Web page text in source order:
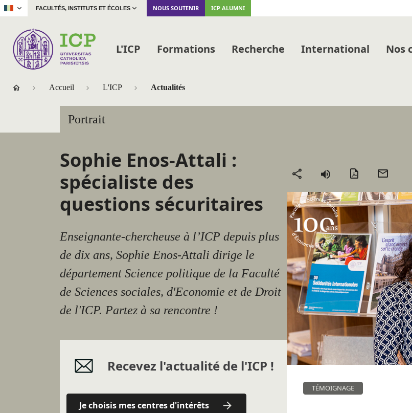
| FACULTÉS, INSTITUTS ET ÉCOLES NOUS SOUTENIR ICP ALUMNI
L'ICP Formations Recherche International Nos
Accueil L'ICP Actualités
Portrait
Sophie Enos-Attali :
spécialiste des
questions sécuritaires
Enseignante-chercheuse à l’ICP depuis plus
de dix ans, Sophie Enos-Attali dirige le
département Science politique de la Faculté
de Sciences sociales, d'Economie et de Droit
de l'ICP. Partez à sa rencontre !
Recevez l'actualité de l'ICP !
Je choisis mes centres d'intérêts
Partager
Version
mail
TÉMOIGNAGE